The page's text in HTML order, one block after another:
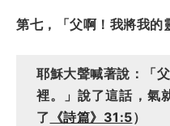
第七，「父啊！我將我的
耶穌大聲喊著說：「
裡。」說了這話，氣
了 《詩篇》31:5）